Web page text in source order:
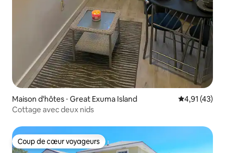
Maison d'hôtes ⋅ Great Exuma Island Évaluation
4,91 (43)
Cottage avec deux nids
Coup de cœur voyageurs
Coup de cœur voyageurs